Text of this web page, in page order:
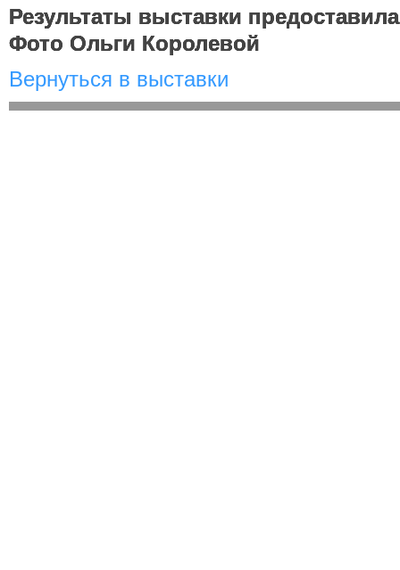
Результаты выставки
Фото Ольги Королевой
Вернуться в выставки